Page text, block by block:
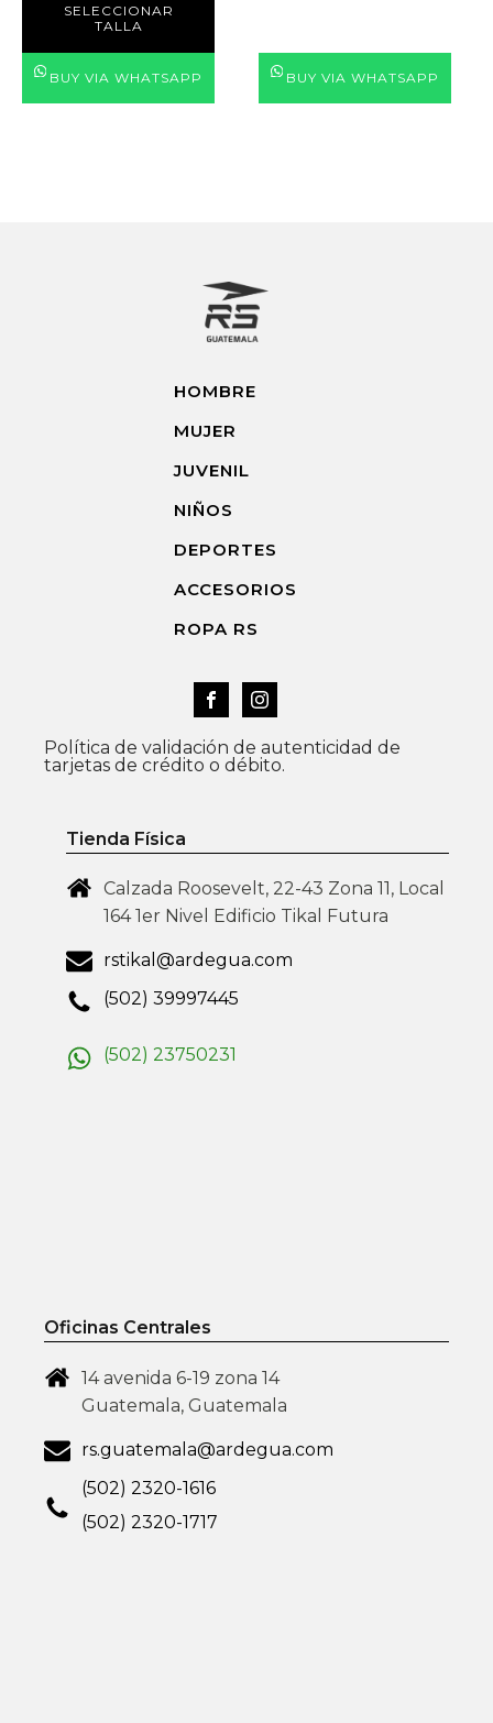
SELECCIONAR
TALLA
producto
BUY VIA WHATSAPP BUY VIA WHATSAPP
HOMBRE
MUJER
JUVENIL
NIÑOS
DEPORTES
ACCESORIOS
ROPA RS
Política de validación de autenticidad de
tarjetas de crédito o débito.
Tienda Física
Calzada Roosevelt, 22-43 Zona 11, Local
164 1er Nivel Edificio Tikal Futura
rstikal@ardegua.com
(502) 39997445
(502) 23750231
Oficinas Centrales
14 avenida 6-19 zona 14
Guatemala, Guatemala
rs.guatemala@ardegua.com
(502) 2320-1616
(502) 2320-1717